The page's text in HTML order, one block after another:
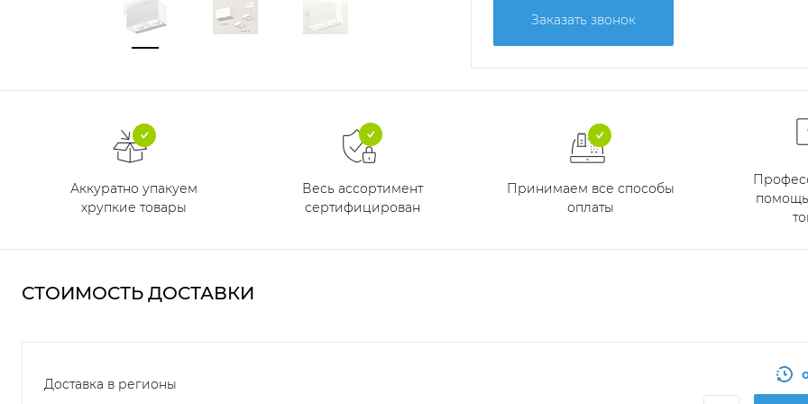
Заказать звонок
Аккуратно упакуем
хрупкие товары
Весь ассортимент
сертифицирован
Принимаем все способы
оплаты
СТОИМОСТЬ ДОСТАВКИ
Доставка в регионы